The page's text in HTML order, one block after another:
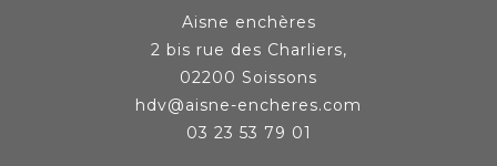
Aisne enchères
2 bis rue des Charliers,
02200 Soissons
hdv@aisne-encheres.com
03 23 53 79 01